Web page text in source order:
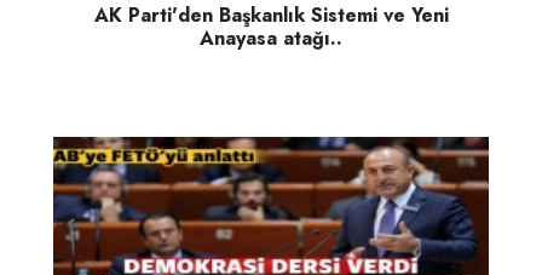
AK Parti'den Başkanlık Sistemi ve Yeni
Anayasa atağı..